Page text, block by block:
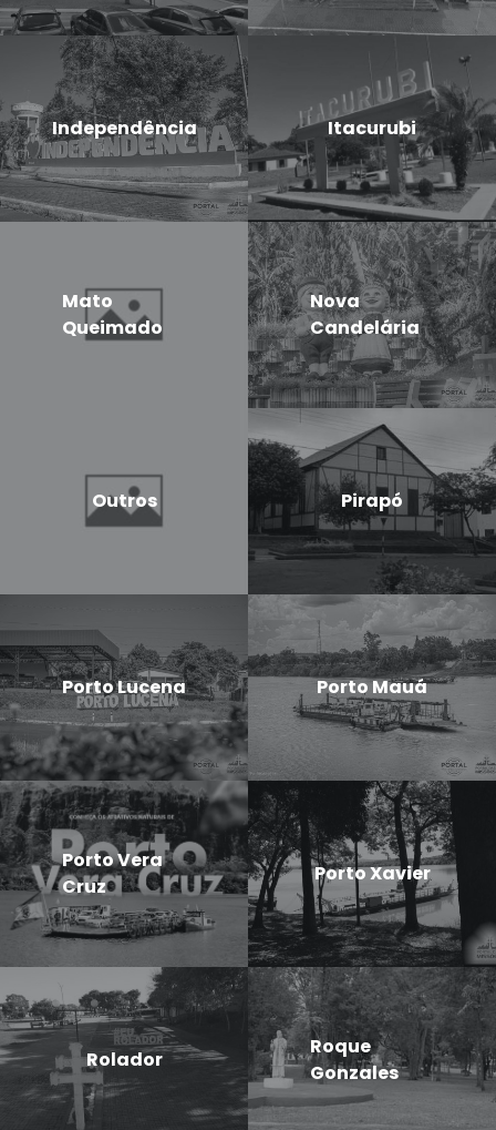
Independência Itacurubi
Mato
Queimado
Nova
Candelária
Outros Pirapó
Porto Lucena Porto Mauá
Porto Vera
Cruz
Porto Xavier
Rolador
Roque
Gonzales